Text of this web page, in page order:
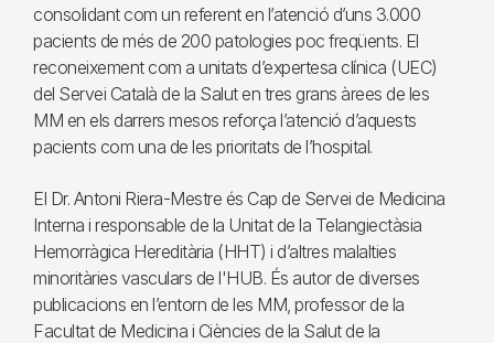
consolidant com un referent en l’atenció d’uns 3.000
pacients de més de 200 patologies poc freqüents. El
reconeixement com a unitats d’expertesa clínica (UEC)
del Servei Català de la Salut en tres grans àrees de les
MM en els darrers mesos reforça l’atenció d’aquests
pacients com una de les prioritats de l’hospital.
El Dr. Antoni Riera-Mestre és Cap de Servei de Medicina
Interna i responsable de la Unitat de la Telangiectàsia
Hemorràgica Hereditària (HHT) i d’altres malalties
minoritàries vasculars de l'HUB. És autor de diverses
publicacions en l’entorn de les MM, professor de la
Facultat de Medicina i Ciències de la Salut de la